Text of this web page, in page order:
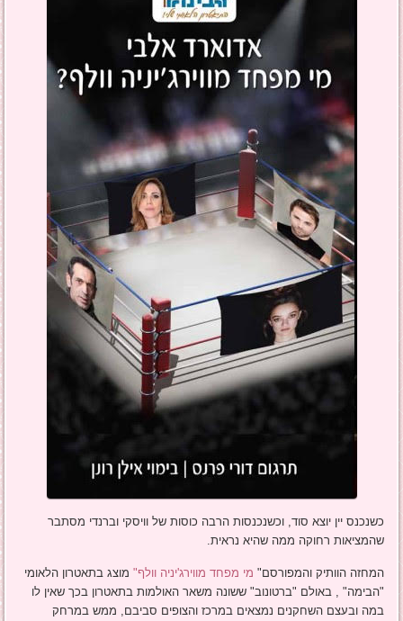
כשנכנס יין יוצא סוד, וכשנכנסות הרבה כוסות של וויסקי וברנדי מסתבר
שהמציאות רחוקה ממה שהיא נראית.
המחזה הוותיק והמפורסם" מי מפחד מווירג'יניה וולף" מוצג בתאטרון הלאומי
"הבימה" , באולם "ברטונוב" ששונה משאר האולמות בתאטרון בכך שאין לו
במה ובעצם השחקנים נמצאים במרכז והצופים סביבם, ממש במרחק